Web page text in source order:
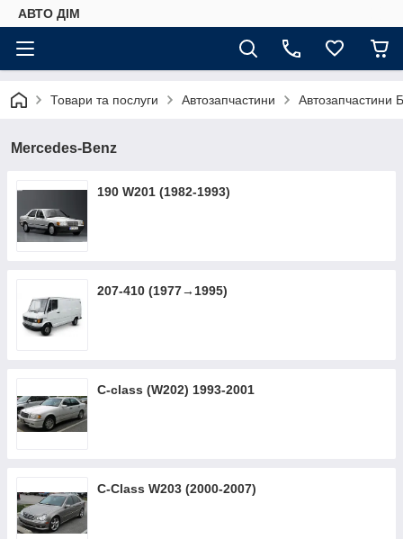
АВТО ДIМ
Товари та послуги Автозапчастини Автозапчастини
Mercedes-Benz
190 W201 (1982-1993)
207-410 (1977→1995)
C-class (W202) 1993-2001
C-Class W203 (2000-2007)